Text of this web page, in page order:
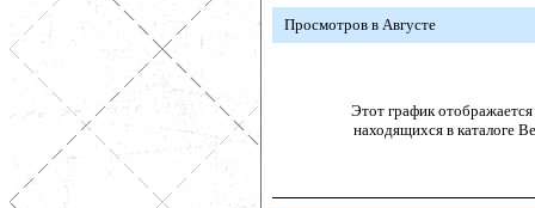
Просмотров в Августе
Этот график отображается
находящихся в каталоге